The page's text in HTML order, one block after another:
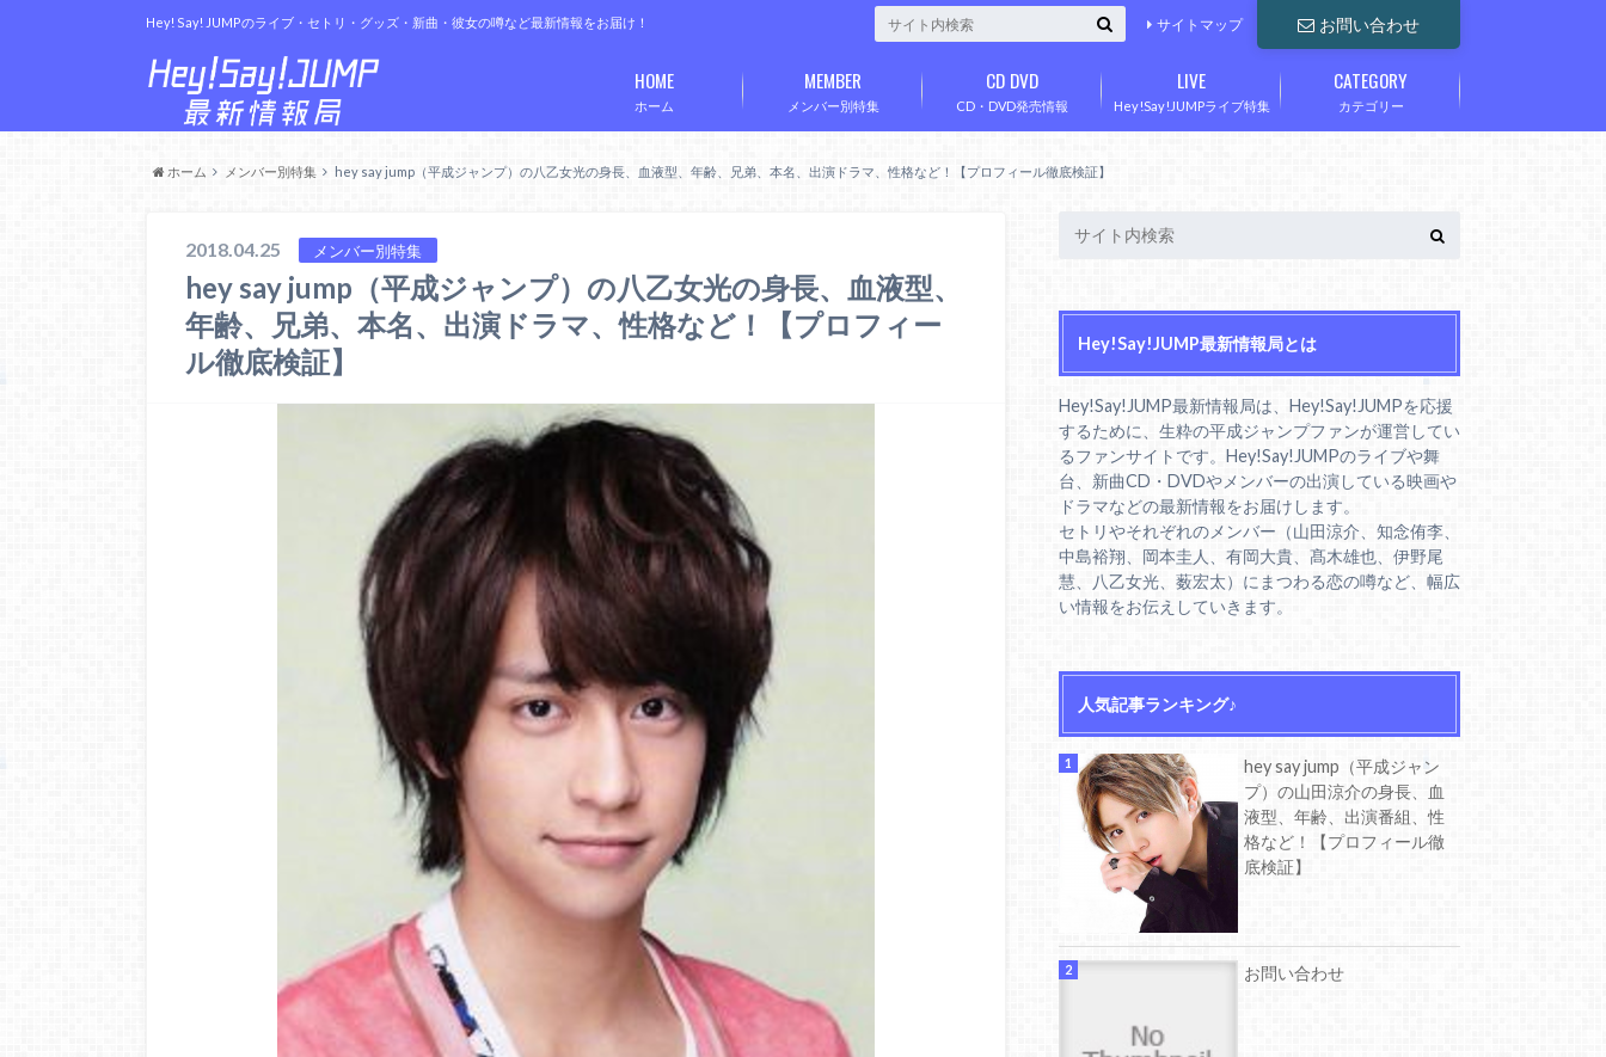
Hey! Say! JUMPのライブ・セトリ・グッズ・新曲・彼女の噂など最新情報をお届け！ お問い合わせ
サイトマップ
ホーム
HOME
メンバー別特集
MEMBER
CD・DVD発売情報
CD DVD
Hey!Say!JUMPライブ特集
LIVE
カテゴリー
CATEGORY
ホーム メンバー別特集 hey say jump（平成ジャンプ）の八乙女光の身長、血液型、年齢、兄弟、本名、出演ドラマ、性格など！【プロフィール徹底検証】
2018.04.25 メンバー別特集
hey say jump（平成ジャンプ）の八乙女光の身長、血液型、
年齢、兄弟、本名、出演ドラマ、性格など！【プロフィー
ル徹底検証】
Hey!Say!JUMP最新情報局とは
Hey!Say!JUMP最新情報局は、Hey!Say!JUMPを応援
するために、生粋の平成ジャンプファンが運営してい
るファンサイトです。Hey!Say!JUMPのライブや舞
台、新曲CD・DVDやメンバーの出演している映画や
ドラマなどの最新情報をお届けします。
セトリやそれぞれのメンバー（山田涼介、知念侑李、
中島裕翔、岡本圭人、有岡大貴、髙木雄也、伊野尾
慧、八乙女光、薮宏太）にまつわる恋の噂など、幅広
い情報をお伝えしていきます。
人気記事ランキング♪
hey say jump（平成ジャン
プ）の山田涼介の身長、血
液型、年齢、出演番組、性
格など！【プロフィール徹
底検証】
お問い合わせ